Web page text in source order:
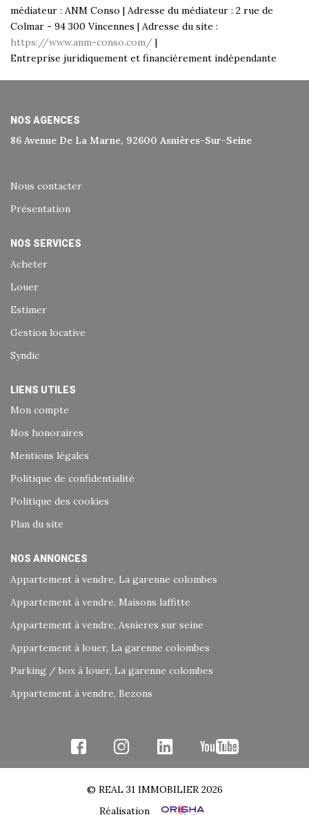
médiateur : ANM Conso | Adresse du médiateur : 2 rue de
Colmar - 94 300 Vincennes | Adresse du site :
https://www.anm-conso.com/ |
Entreprise juridiquement et financièrement indépendante
NOS AGENCES
86 Avenue De La Marne, 92600 Asnières-Sur-Seine
Nous contacter
Présentation
NOS SERVICES
Acheter
Louer
Estimer
Gestion locative
Syndic
LIENS UTILES
Mon compte
Nos honoraires
Mentions légales
Politique de confidentialité
Politique des cookies
Plan du site
NOS ANNONCES
Appartement à vendre, La garenne colombes
Appartement à vendre, Maisons laffitte
Appartement à vendre, Asnieres sur seine
Appartement à louer, La garenne colombes
Parking / box à louer, La garenne colombes
Appartement à vendre, Bezons
© REAL 31 IMMOBILIER 2026
Réalisation